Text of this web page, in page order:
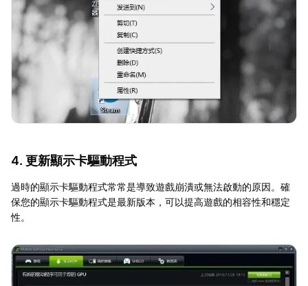
4. 更新顯示卡驅動程式
過時的顯示卡驅動程式常常是導致遊戲崩潰或無法啟動的原因。確
保您的顯示卡驅動程式是最新版本，可以提高遊戲的相容性和穩定
性。